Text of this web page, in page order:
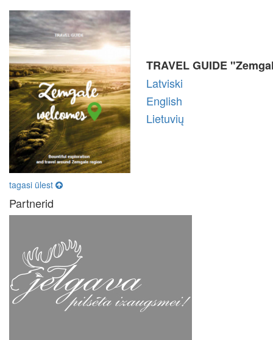
TRAVEL GUIDE
Latviski
English
Lietuvių
tagasi ülest
Partnerid